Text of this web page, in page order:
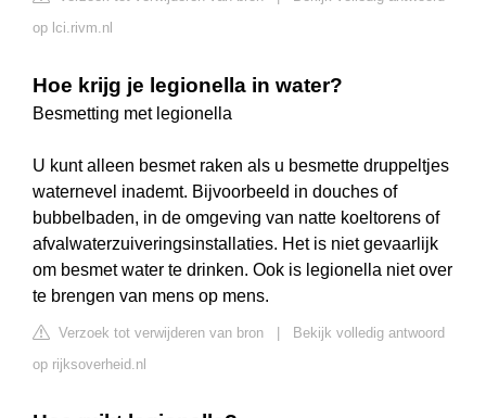
op lci.rivm.nl
Hoe krijg je legionella in water?
Besmetting met legionella
U kunt alleen besmet raken als u besmette druppeltjes
waternevel inademt. Bijvoorbeeld in douches of
bubbelbaden, in de omgeving van natte koeltorens of
afvalwaterzuiveringsinstallaties. Het is niet gevaarlijk
om besmet water te drinken. Ook is legionella niet over
te brengen van mens op mens.
Verzoek tot verwijderen van bron
Bekijk volledig antwoord
op rijksoverheid.nl